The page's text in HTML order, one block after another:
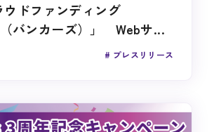
ドファンディング
（バンカーズ）」 Webサ...
プレスリリース